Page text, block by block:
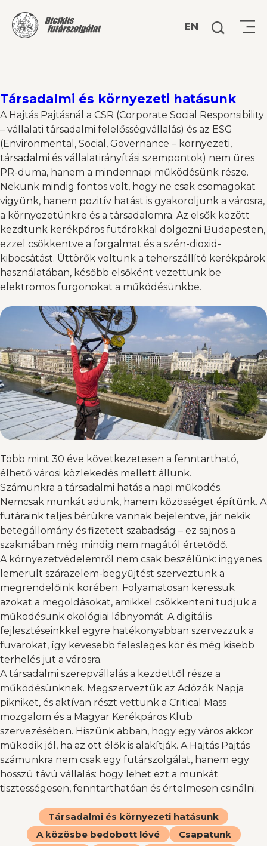
EN Keresés:
Társadalmi és környezeti hatásunk
A Hajtás Pajtásnál a CSR (Corporate Social Responsibility
– vállalati társadalmi felelősségvállalás) és az ESG
(Environmental, Social, Governance – környezeti,
társadalmi és vállalatirányítási szempontok) nem üres
PR-duma, hanem a mindennapi működésünk része.
Nekünk mindig fontos volt, hogy ne csak csomagokat
vigyünk, hanem pozitív hatást is gyakoroljunk a városra,
a környezetünkre és a társadalomra. Az elsők között
kezdtünk kerékpáros futárokkal dolgozni Budapesten,
ezzel csökkentve a forgalmat és a szén-dioxid-
kibocsátást. Úttörők voltunk a teherszállító kerékpárok
használatában, később elsőként vezettünk be
elektromos furgonokat a működésünkbe.
Több mint 30 éve következetesen a fenntartható,
élhető városi közlekedés mellett állunk.
Számunkra a társadalmi hatás a napi működés.
Nemcsak munkát adunk, hanem közösséget építünk. A
futáraink teljes bérükre vannak bejelentve, jár nekik
betegállomány és fizetett szabadság – ez sajnos a
szakmában még mindig nem magától értetődő.
A környezetvédelemről nem csak beszélünk: ingyenes
lemerült szárazelem-begyűjtést szerveztünk a
megrendelőink körében. Folyamatosan keressük
azokat a megoldásokat, amikkel csökkenteni tudjuk a
működésünk ökológiai lábnyomát. A digitális
fejlesztéseinkkel egyre hatékonyabban szervezzük a
fuvarokat, így kevesebb felesleges kör és még kisebb
terhelés jut a városra.
A társadalmi szerepvállalás a kezdettől része a
működésünknek. Megszerveztük az Adózók Napja
pikniket, és aktívan részt vettünk a Critical Mass
mozgalom és a Magyar Kerékpáros Klub
szervezésében. Hiszünk abban, hogy egy város akkor
működik jól, ha az ott élők is alakítják. A Hajtás Pajtás
számunkra nem csak egy futárszolgálat, hanem egy
hosszú távú vállalás: hogy lehet ezt a munkát
tisztességesen, fenntarthatóan és értelmesen csinálni.
Társadalmi és környezeti hatásunk
A közösbe bedobott lóvé
Csapatunk